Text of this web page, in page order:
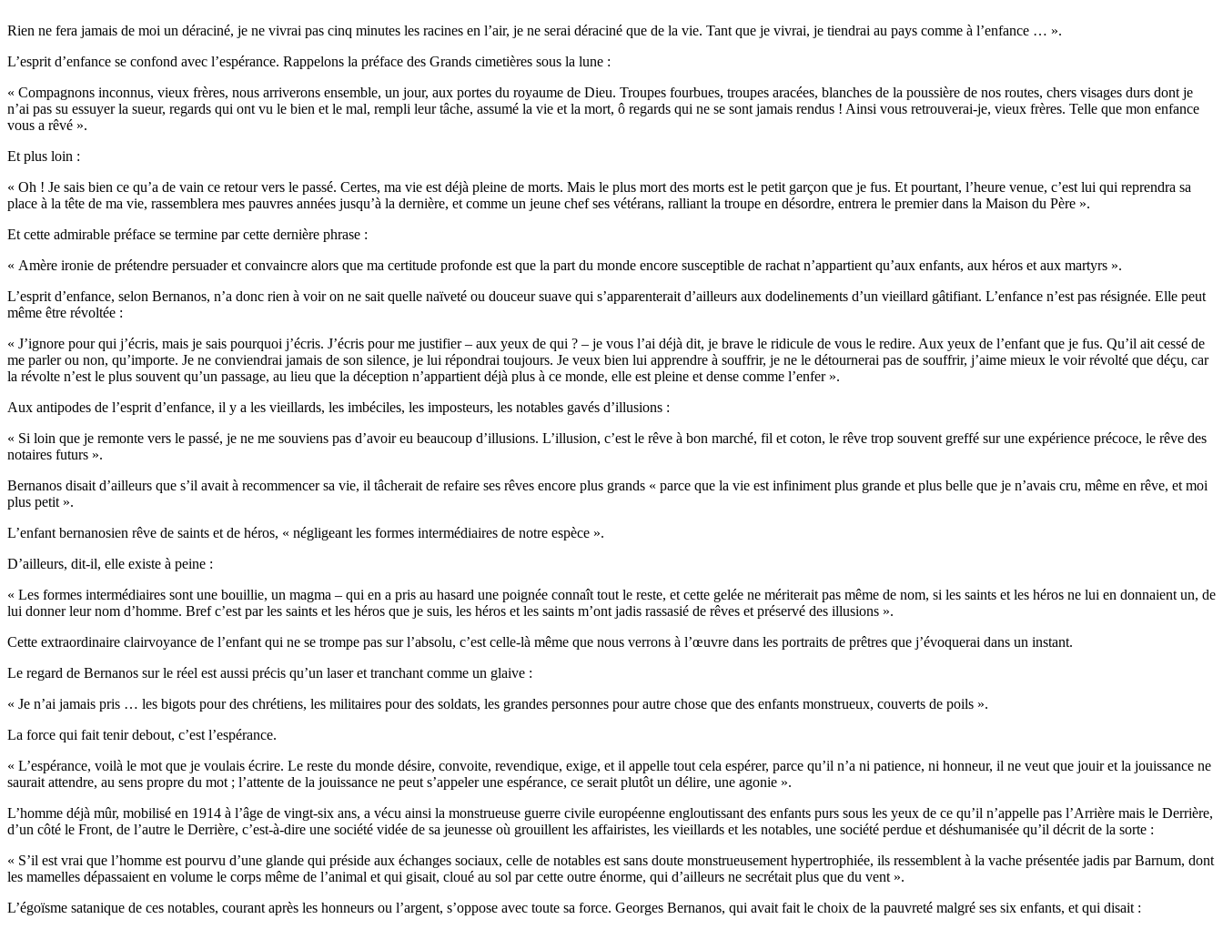
Rien ne fera jamais de moi un déraciné, je ne vivrai pas cinq minutes les racines en l’air, je ne serai déraciné que de la vie. Tant que je vivrai, je tiendrai au pays comme à l’enfance … ».
L’esprit d’enfance se confond avec l’espérance. Rappelons la préface des Grands cimetières sous la lune :
« Compagnons inconnus, vieux frères, nous arriverons ensemble, un jour, aux portes du royaume de Dieu. Troupes fourbues, troupes aracées, blanches de la poussière de nos routes, chers visages durs dont je
n’ai pas su essuyer la sueur, regards qui ont vu le bien et le mal, rempli leur tâche, assumé la vie et la mort, ô regards qui ne se sont jamais rendus ! Ainsi vous retrouverai-je, vieux frères. Telle que mon enfance
vous a rêvé ».
Et plus loin :
« Oh ! Je sais bien ce qu’a de vain ce retour vers le passé. Certes, ma vie est déjà pleine de morts. Mais le plus mort des morts est le petit garçon que je fus. Et pourtant, l’heure venue, c’est lui qui reprendra sa
place à la tête de ma vie, rassemblera mes pauvres années jusqu’à la dernière, et comme un jeune chef ses vétérans, ralliant la troupe en désordre, entrera le premier dans la Maison du Père ».
Et cette admirable préface se termine par cette dernière phrase :
« Amère ironie de prétendre persuader et convaincre alors que ma certitude profonde est que la part du monde encore susceptible de rachat n’appartient qu’aux enfants, aux héros et aux martyrs ».
L’esprit d’enfance, selon Bernanos, n’a donc rien à voir on ne sait quelle naïveté ou douceur suave qui s’apparenterait d’ailleurs aux dodelinements d’un vieillard gâtifiant. L’enfance n’est pas résignée. Elle peut
même être révoltée :
« J’ignore pour qui j’écris, mais je sais pourquoi j’écris. J’écris pour me justifier – aux yeux de qui ? – je vous l’ai déjà dit, je brave le ridicule de vous le redire. Aux yeux de l’enfant que je fus. Qu’il ait cessé de
me parler ou non, qu’importe. Je ne conviendrai jamais de son silence, je lui répondrai toujours. Je veux bien lui apprendre à souffrir, je ne le détournerai pas de souffrir, j’aime mieux le voir révolté que déçu, car
la révolte n’est le plus souvent qu’un passage, au lieu que la déception n’appartient déjà plus à ce monde, elle est pleine et dense comme l’enfer ».
Aux antipodes de l’esprit d’enfance, il y a les vieillards, les imbéciles, les imposteurs, les notables gavés d’illusions :
« Si loin que je remonte vers le passé, je ne me souviens pas d’avoir eu beaucoup d’illusions. L’illusion, c’est le rêve à bon marché, fil et coton, le rêve trop souvent greffé sur une expérience précoce, le rêve des
notaires futurs ».
Bernanos disait d’ailleurs que s’il avait à recommencer sa vie, il tâcherait de refaire ses rêves encore plus grands « parce que la vie est infiniment plus grande et plus belle que je n’avais cru, même en rêve, et moi
plus petit ».
L’enfant bernanosien rêve de saints et de héros, « négligeant les formes intermédiaires de notre espèce ».
D’ailleurs, dit-il, elle existe à peine :
« Les formes intermédiaires sont une bouillie, un magma – qui en a pris au hasard une poignée connaît tout le reste, et cette gelée ne mériterait pas même de nom, si les saints et les héros ne lui en donnaient un, de
lui donner leur nom d’homme. Bref c’est par les saints et les héros que je suis, les héros et les saints m’ont jadis rassasié de rêves et préservé des illusions ».
Cette extraordinaire clairvoyance de l’enfant qui ne se trompe pas sur l’absolu, c’est celle-là même que nous verrons à l’œuvre dans les portraits de prêtres que j’évoquerai dans un instant.
Le regard de Bernanos sur le réel est aussi précis qu’un laser et tranchant comme un glaive :
« Je n’ai jamais pris … les bigots pour des chrétiens, les militaires pour des soldats, les grandes personnes pour autre chose que des enfants monstrueux, couverts de poils ».
La force qui fait tenir debout, c’est l’espérance.
« L’espérance, voilà le mot que je voulais écrire. Le reste du monde désire, convoite, revendique, exige, et il appelle tout cela espérer, parce qu’il n’a ni patience, ni honneur, il ne veut que jouir et la jouissance ne
saurait attendre, au sens propre du mot ; l’attente de la jouissance ne peut s’appeler une espérance, ce serait plutôt un délire, une agonie ».
L’homme déjà mûr, mobilisé en 1914 à l’âge de vingt-six ans, a vécu ainsi la monstrueuse guerre civile européenne engloutissant des enfants purs sous les yeux de ce qu’il n’appelle pas l’Arrière mais le Derrière,
d’un côté le Front, de l’autre le Derrière, c’est-à-dire une société vidée de sa jeunesse où grouillent les affairistes, les vieillards et les notables, une société perdue et déshumanisée qu’il décrit de la sorte :
« S’il est vrai que l’homme est pourvu d’une glande qui préside aux échanges sociaux, celle de notables est sans doute monstrueusement hypertrophiée, ils ressemblent à la vache présentée jadis par Barnum, dont
les mamelles dépassaient en volume le corps même de l’animal et qui gisait, cloué au sol par cette outre énorme, qui d’ailleurs ne secrétait plus que du vent ».
L’égoïsme satanique de ces notables, courant après les honneurs ou l’argent, s’oppose avec toute sa force. Georges Bernanos, qui avait fait le choix de la pauvreté malgré ses six enfants, et qui disait :